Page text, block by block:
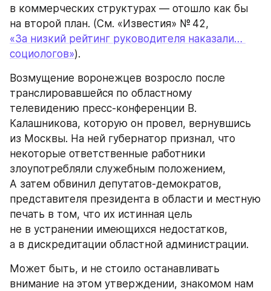
в коммерческих структурах — отошло как бы
«За низкий рейтинг руководителя наказали…
социологов»).
Возмущение воронежцев возросло после
транслировавшейся по областному
телевидению пресс-конференции В.
Калашникова, которую он провел, вернувшись
из Москвы. На ней губернатор признал, что
некоторые ответственные работники
злоупотребляли служебным положением,
А затем обвинил депутатов-демократов,
представителя президента в области и местную
печать в том, что их истинная цель
не в устранении имеющихся недостатков,
а в дискредитации областной администрации.
Может быть, и не стоило останавливать
внимание на этом утверждении, знакомом нам